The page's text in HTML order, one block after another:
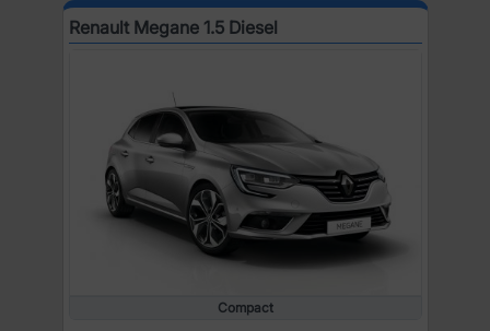
Renault Megane 1.5 Diesel
Compact